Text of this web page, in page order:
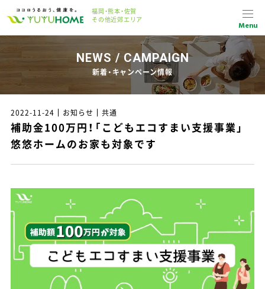
福岡・熊本・佐賀
その他近郊エリア
Menu
NEWS / CAMPAIGN
新着・キャンペーン情報
2022-11-24 お知らせ 共通
補助金100万円！「こどもエコすまい支援事業」
悠悠ホームのお家も対象です